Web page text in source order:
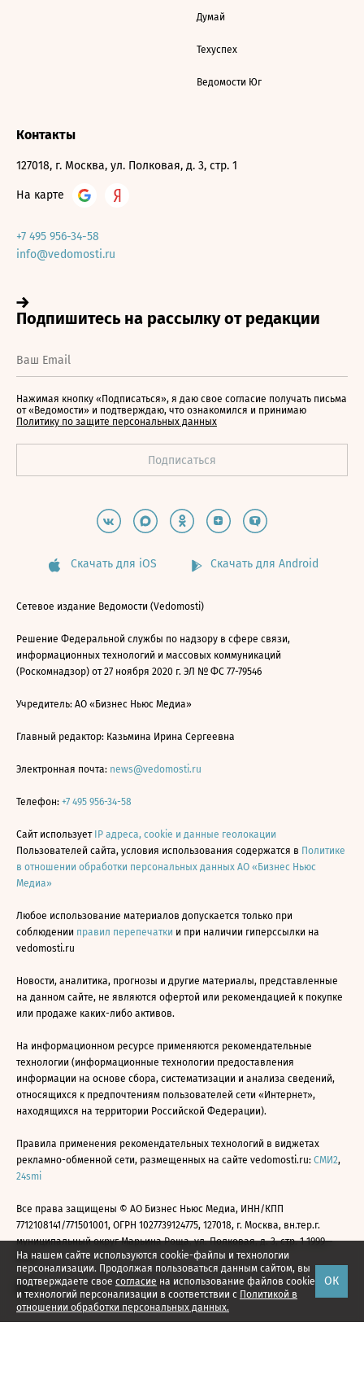
На нашем сайте используются cookie-файлы и технологии
персонализации. Продолжая пользоваться данным сайтом, вы
подтверждаете свое согласие на использование файлов cookie
и технологий персонализации в соответствии с Политикой в
отношении обработки персональных данных.
ОК
Думай
Техуспех
Ведомости Юг
Контакты
127018, г. Москва, ул. Полковая, д. 3, стр. 1
На карте
+7 495 956-34-58
info@vedomosti.ru
Нажимая кнопку «Подписаться», я даю свое согласие получать письма
от «Ведомости» и подтверждаю, что ознакомился и принимаю
Политику по защите персональных данных
Скачать для iOS Скачать для Android
Сетевое издание Ведомости (Vedomosti)
Решение Федеральной службы по надзору в сфере связи,
информационных технологий и массовых коммуникаций
(Роскомнадзор) от 27 ноября 2020 г. ЭЛ № ФС 77-79546
Учредитель: АО «Бизнес Ньюс Медиа»
Главный редактор: Казьмина Ирина Сергеевна
Электронная почта: news@vedomosti.ru
Телефон: +7 495 956-34-58
Сайт использует IP адреса, cookie и данные геолокации
Пользователей сайта, условия использования содержатся в Политике
в отношении обработки персональных данных АО «Бизнес Ньюс
Медиа»
Любое использование материалов допускается только при
соблюдении правил перепечатки и при наличии гиперссылки на
vedomosti.ru
Новости, аналитика, прогнозы и другие материалы, представленные
на данном сайте, не являются офертой или рекомендацией к покупке
или продаже каких-либо активов.
На информационном ресурсе применяются рекомендательные
технологии (информационные технологии предоставления
информации на основе сбора, систематизации и анализа сведений,
относящихся к предпочтениям пользователей сети «Интернет»,
находящихся на территории Российской Федерации).
Правила применения рекомендательных технологий в виджетах
рекламно-обменной сети, размещенных на сайте vedomosti.ru: СМИ2,
24smi
Все права защищены © АО Бизнес Ньюс Медиа, ИНН/КПП
7712108141/771501001, ОГРН 1027739124775, 127018, г. Москва, вн.тер.г.
муниципальный округ Марьина Роща, ул. Полковая, д. 3, стр. 1 1999—
2026